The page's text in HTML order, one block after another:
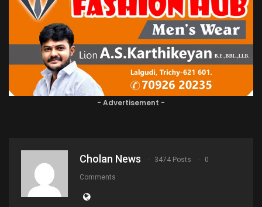
- Advertisement -
Cholan News 3474 Posts 0
Comments